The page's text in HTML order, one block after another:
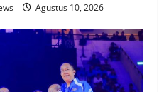
Agustus 10, 2026